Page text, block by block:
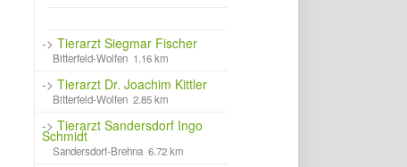
->Tierarzt Siegmar Fischer
Bitterfeld-Wolfen 1.16 km
->Tierarzt Dr. Joachim Kittler
Bitterfeld-Wolfen 2.85 km
->Tierarzt Sandersdorf Ingo
Schmidt
Sandersdorf-Brehna 6.72 km